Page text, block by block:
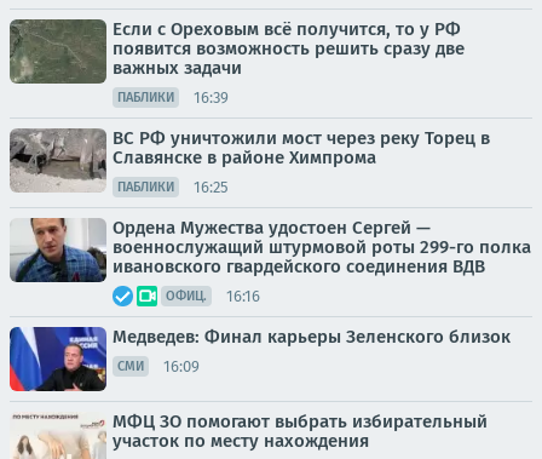
Если с Ореховым всё получится, то у РФ
появится возможность решить сразу две
важных задачи
ПАБЛИКИ 16:39
ВС РФ уничтожили мост через реку Торец в
Славянске в районе Химпрома
ПАБЛИКИ 16:25
Ордена Мужества удостоен Сергей —
военнослужащий штурмовой роты 299-го полка
ивановского гвардейского соединения ВДВ
ОФИЦ. 16:16
Медведев: Финал карьеры Зеленского близок
СМИ 16:09
МФЦ ЗО помогают выбрать избирательный
участок по месту нахождения